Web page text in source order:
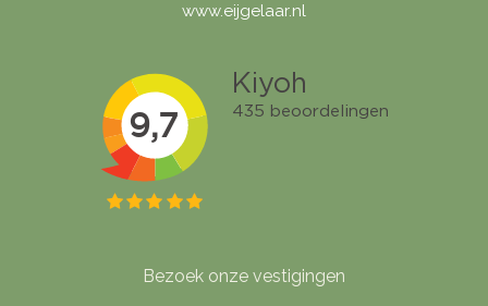
www.eijgelaar.nl
Bezoek onze vestigingen